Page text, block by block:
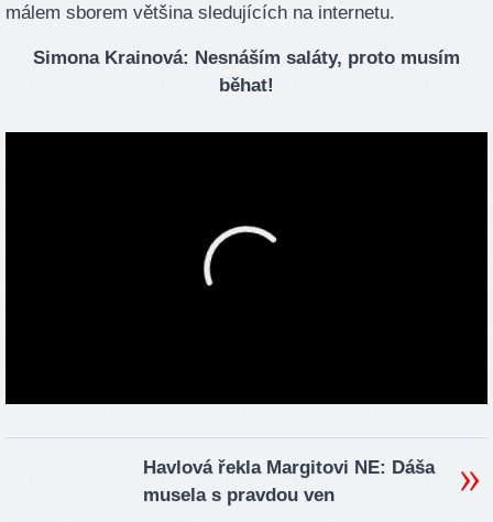
málem sborem většina sledujících na internetu.
Simona Krainová: Nesnáším saláty, proto musím
běhat!
Havlová řekla Margitovi NE: Dáša
musela s pravdou ven